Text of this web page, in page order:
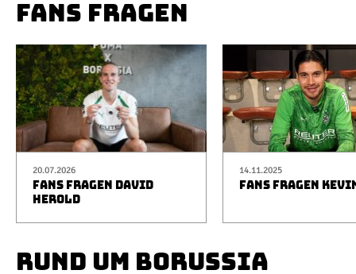
FANS FRAGEN
20.07.2026
FANS FRAGEN DAVID
HEROLD
14.11.2025
FANS FRAGEN
RUND UM BORUSSIA